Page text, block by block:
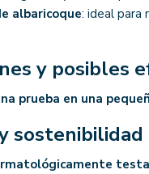
albaricoque: ideal para
y posibles
prueba en una
sostenibilidad